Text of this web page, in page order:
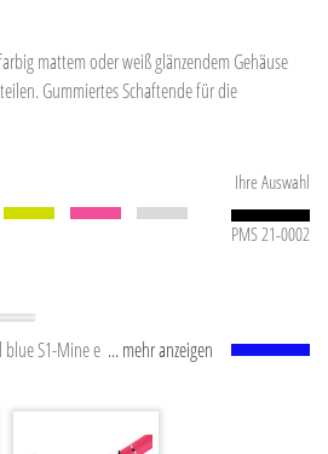
mattem oder weiß glänzendem Gehäuse
Gummiertes Schaftende für die
Ihre Auswahl
PMS 21-0002
blue S1-Mine entspricht der D1-
... mehr anzeigen